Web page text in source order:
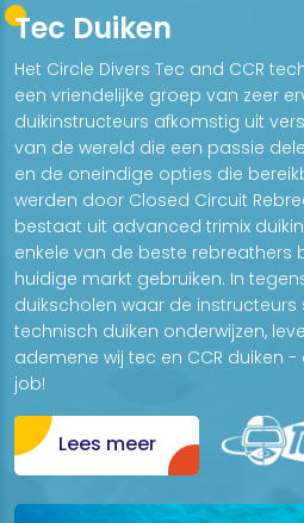
Tec Duiken
Het Circle Divers Tec and CCR
een vriendelijke groep van zeer
duikinstructeurs afkomstig uit
van de wereld die een passie
en de oneindige opties die
werden door Closed Circuit
bestaat uit advanced trimix
enkele van de beste rebreathers
huidige markt gebruiken. In
duikscholen waar de instructeurs
technisch duiken onderwijzen,
ademene wij tec en CCR duiken -
job!
Lees meer